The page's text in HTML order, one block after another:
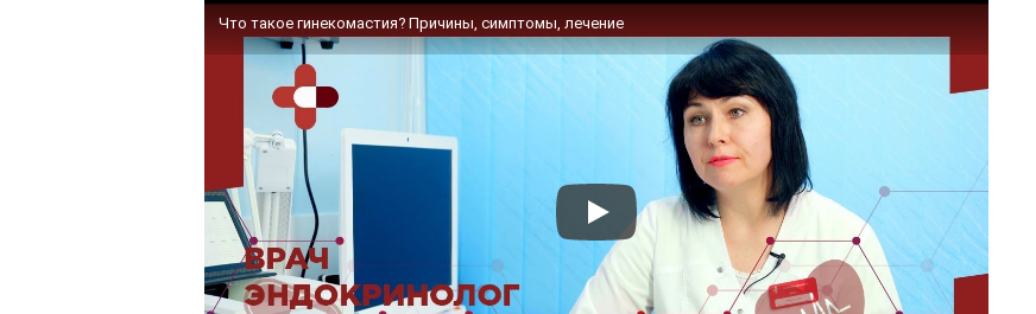
Что такое гинекомастия? Причины, симптомы, лечение